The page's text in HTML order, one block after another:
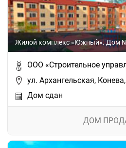
Жилой комплекс «Южный». Дом
ООО «Строительное
ул. Архангельская,
Дом сдан
ДОМ